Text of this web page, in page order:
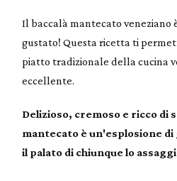
Il baccalà mantecato veneziano
gustato! Questa ricetta ti
piatto tradizionale della cucina
eccellente.
Delizioso, cremoso e ricco di
mantecato è un'esplosione
il palato di chiunque lo